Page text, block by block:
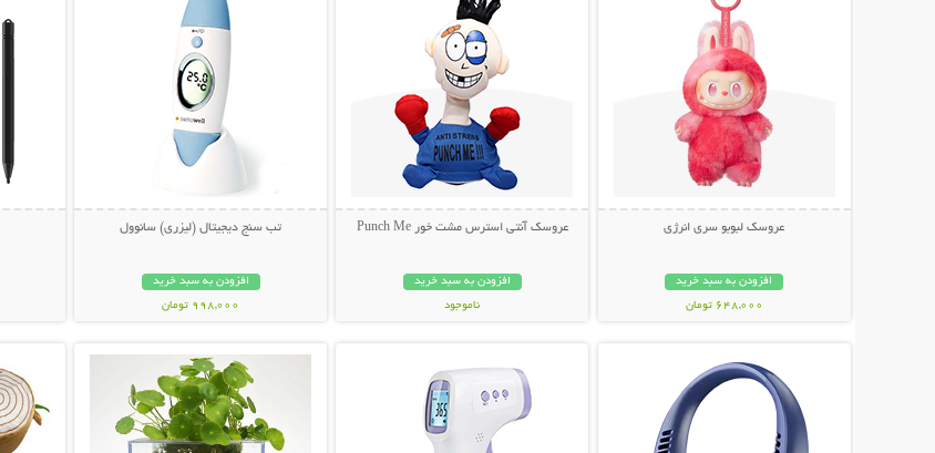
عروسک لبوبو سری انرژی
افزودن به سبد خرید
648,000 تومان
عروسک آنتی استرس مشت خور Punch Me
افزودن به سبد خرید
ناموجود
تب سنج دیجیتال (لیزری) سانوول
افزودن به سبد خرید
998,000 تومان